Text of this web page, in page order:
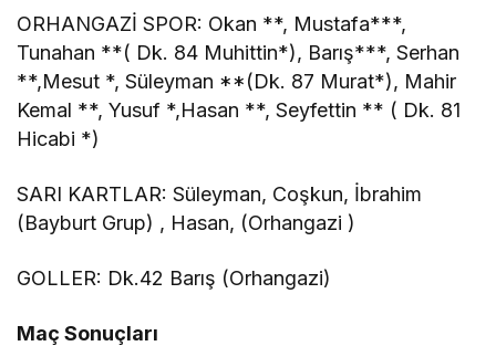
ORHANGAZİ SPOR: Okan **, Mustafa***,
Tunahan **( Dk. 84 Muhittin*), Barış***, Serhan
**,Mesut *, Süleyman **(Dk. 87 Murat*), Mahir
Kemal **, Yusuf *,Hasan **, Seyfettin ** ( Dk. 81
Hicabi *)
SARI KARTLAR: Süleyman, Coşkun, İbrahim
(Bayburt Grup) , Hasan, (Orhangazi )
GOLLER: Dk.42 Barış (Orhangazi)
Maç Sonuçları